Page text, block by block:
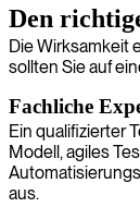
Den
Die Wirksamkeit
sollten Sie auf
Fachliche
Ein qualifizierter
Modell, agiles
aus.